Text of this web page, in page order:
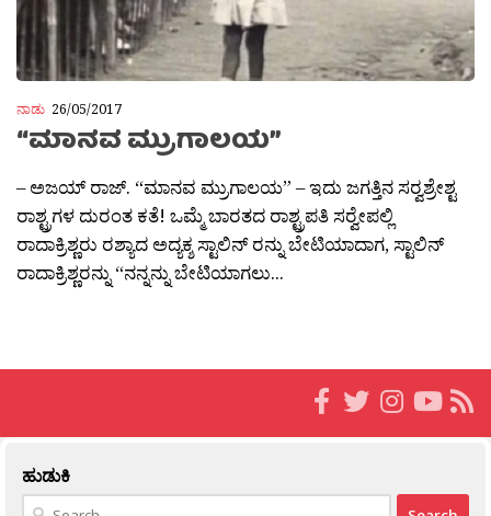
ನಾಡು 26/05/2017
“ಮಾನವ ಮ್ರುಗಾಲಯ”
– ಅಜಯ್ ರಾಜ್. “ಮಾನವ ಮ್ರುಗಾಲಯ” – ಇದು ಜಗತ್ತಿನ ಸರ‍್ವಶ್ರೇಶ್ಟ
ರಾಶ್ಟ್ರಗಳ ದುರಂತ ಕತೆ! ಒಮ್ಮೆ ಬಾರತದ ರಾಶ್ಟ್ರಪತಿ ಸರ‍್ವೇಪಲ್ಲಿ
ರಾದಾಕ್ರಿಶ್ಣರು ರಶ್ಯಾದ ಅದ್ಯಕ್ಶ ಸ್ಟಾಲಿನ್ ರನ್ನು ಬೇಟಿಯಾದಾಗ, ಸ್ಟಾಲಿನ್
ರಾದಾಕ್ರಿಶ್ಣರನ್ನು “ನನ್ನನ್ನು ಬೇಟಿಯಾಗಲು...
ಹುಡುಕಿ
Search